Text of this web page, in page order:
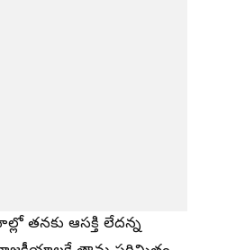
ఆసక్తి లేదన్న